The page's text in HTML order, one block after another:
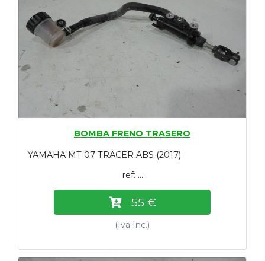
BOMBA FRENO TRASERO
YAMAHA MT 07 TRACER ABS (2017)
ref: ...
55 €
(Iva Inc.)